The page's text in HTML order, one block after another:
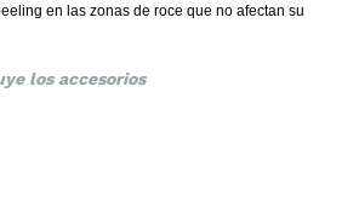
en las zonas de roce que no afectan su
los accesorios